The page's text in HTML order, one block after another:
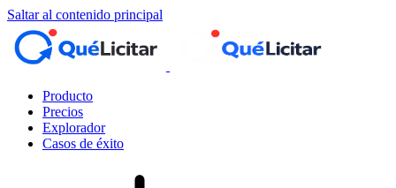
Saltar al contenido principal
Producto
Precios
Explorador
Casos de éxito